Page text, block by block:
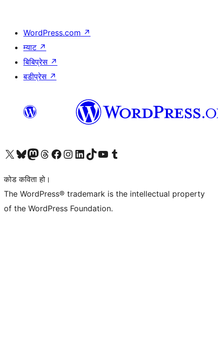
WordPress.com ↗
म्याट ↗
बिबिप्रेस ↗
बडीप्रेस ↗
हाम्रो X (पहिले ट्विटर) खातामा जानुहोस्
हाम्रो Bluesky खाता भ्रमण गर्नुहोस्
हाम्रो म्यास्टोडन खाता भ्रमण गर्नुहोस्
हाम्रो थ्रेड्स खातामा जानुहोस्
हाम्रो फेसबुक पेजमा जानुहोस्
हाम्रो इन्स्टाग्राम खातामा जानुहोस्
हाम्रो लिङ्क्डइन खातामा जानुहोस्
हाम्रो TikTok खाता भ्रमण गर्नुहोस्
हाम्रो युट्युब च्यानलमा जानुहोस्
हाम्रो टम्बलर खाता भ्रमण गर्नुहोस्
कोड कविता हो।
The WordPress® trademark is the intellectual property
of the WordPress Foundation.